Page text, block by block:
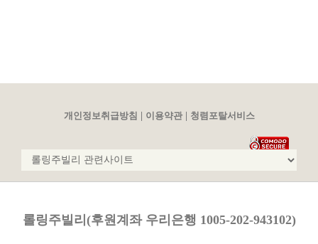
개인정보취급방침 이용약관| 청렴포탈서비스
롤링주빌리(후원계좌 우리은행 1005-202-943102)